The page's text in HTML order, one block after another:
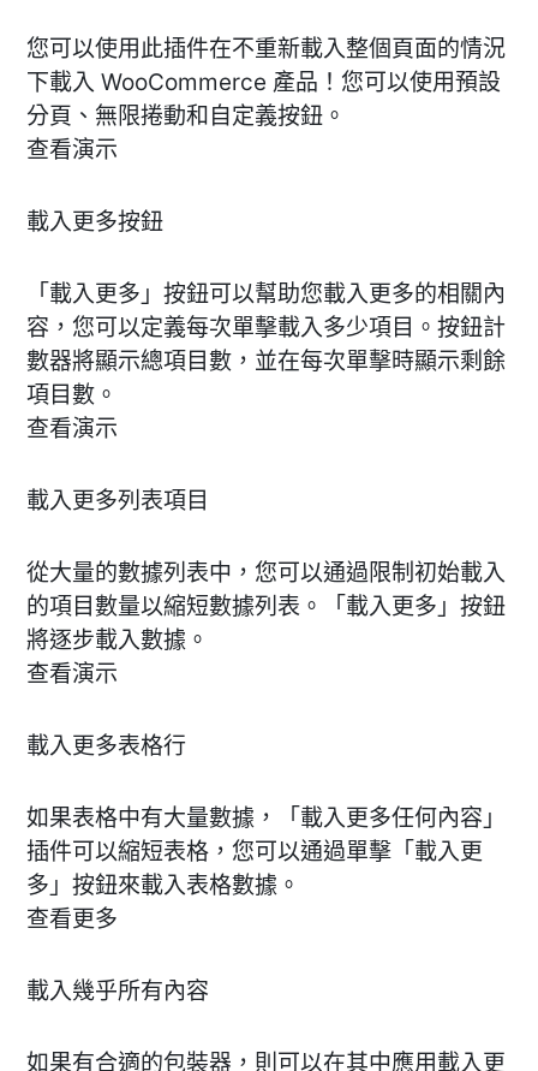
您可以使用此插件在不重新載入整個頁面的情況
下載入 WooCommerce 產品！您可以使用預設
分頁、無限捲動和自定義按鈕。
查看演示
載入更多按鈕
「載入更多」按鈕可以幫助您載入更多的相關內
容，您可以定義每次單擊載入多少項目。按鈕計
數器將顯示總項目數，並在每次單擊時顯示剩餘
項目數。
查看演示
載入更多列表項目
從大量的數據列表中，您可以通過限制初始載入
的項目數量以縮短數據列表。「載入更多」按鈕
將逐步載入數據。
查看演示
載入更多表格行
如果表格中有大量數據，「載入更多任何內容」
插件可以縮短表格，您可以通過單擊「載入更
多」按鈕來載入表格數據。
查看更多
載入幾乎所有內容
如果有合適的包裝器，則可以在其中應用載入更